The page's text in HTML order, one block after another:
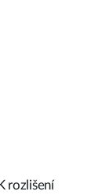
rozlišení